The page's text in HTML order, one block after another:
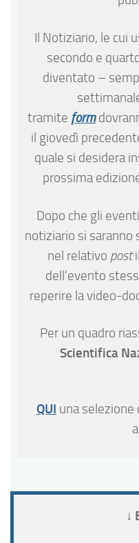
Il Notiziario, le cui
secondo e
diventato –
tramite form
il giovedì
quale si desidera
prossima
Dopo che gli
notiziario si saranno
nel relativo post
dell’evento
reperire la video-
Per un quadro
Scientifica
QUI una selezione
al
↓